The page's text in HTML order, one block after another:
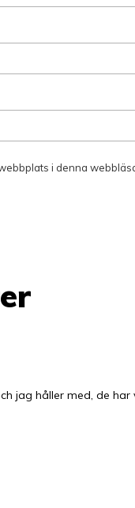
i denna
jag håller med, de har